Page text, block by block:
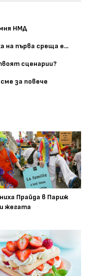
НМД
на първа среща е...
сценарии?
за повече
Прайда в Париж
жегата